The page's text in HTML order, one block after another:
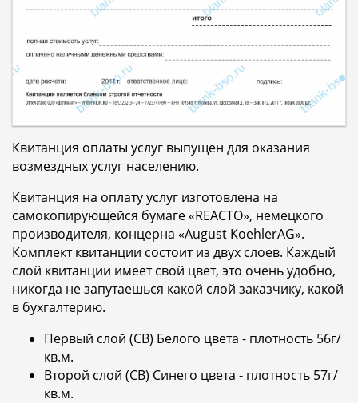
Квитанция оплаты услуг выпущен для оказания
возмездных услуг населению.
Квитанция на оплату услуг изготовлена на
самокопирующейся бумаге «REACTO», немецкого
производителя, концерна «August KoehlerAG».
Комплект квитанции состоит из двух слоев. Каждый
слой квитанции имеет свой цвет, это очень удобно,
никогда не запутаешься какой слой заказчику, какой
в бухгалтерию.
Первый слой (СВ) Белого цвета - плотность 56г/
кв.м.
Второй слой (СВ) Синего цвета - плотность 57г/
кв.м.